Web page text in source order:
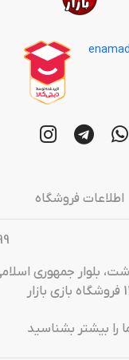
اطلاعات فروشگاه
3 گوهردشت، بلوار جمهوری
را بیشتر بشناسید